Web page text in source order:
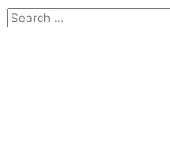
Search